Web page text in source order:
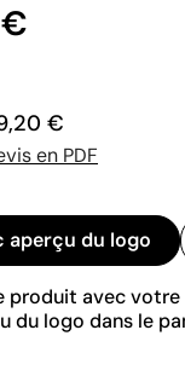
€
en PDF
aperçu du logo
produit avec
du logo dans le